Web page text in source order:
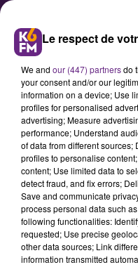
Un nouveau
bouteilles de
Un
bouteilles de
24h/24 et 7j/7
zone
Le respect de
We and our (447) partnersdo
your consent and/or our
information on a device; Use
profiles for personalised
advertising; Measure
performance; Understand
of data from different
profiles to personalise
content; Use limited data to
detect fraud, and fix errors;
Save and communicate
process personal data such
following functionalities:
requested; Use precise
other data sources; Link
information transmitted